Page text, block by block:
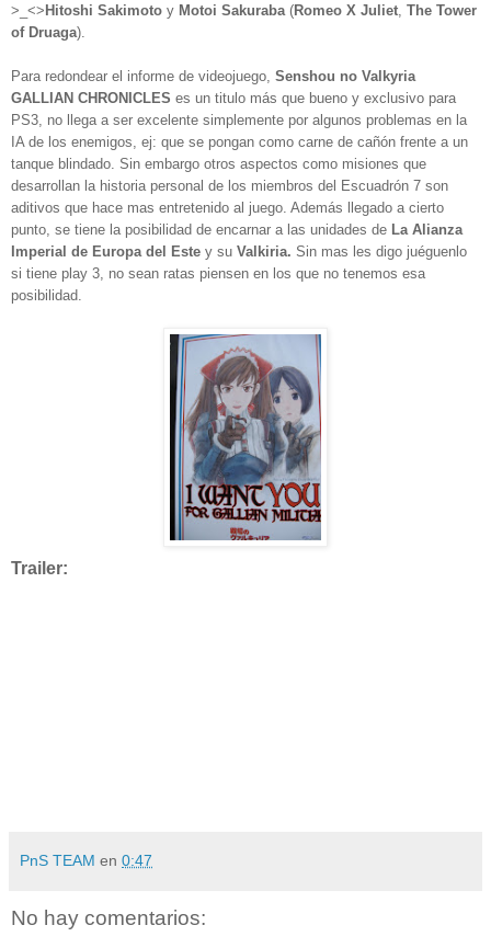
>_<> Hitoshi Sakimoto y Motoi Sakuraba (Romeo X Juliet The Tower
of Druaga).
Para redondear el informe de videojuego, Senshou no Valkyria
GALLIAN CHRONICLES es un titulo más que bueno y exclusivo para
PS3, no llega a ser excelente simplemente por algunos problemas en la
IA de los enemigos, ej: que se pongan como carne de cañón frente a un
tanque blindado. Sin embargo otros aspectos como misiones que
desarrollan la historia personal de los miembros del Escuadrón 7 son
aditivos que hace mas entretenido al juego. Además llegado a cierto
punto, se tiene la posibilidad de encarnar a las unidades de La Alianza
Imperial de Europa del Este y su Valkiria. Sin mas les digo juéguenlo
si tiene play 3, no sean ratas piensen en los que no tenemos esa
posibilidad.
Trailer:
PnS TEAM en 0:47
No hay comentarios: